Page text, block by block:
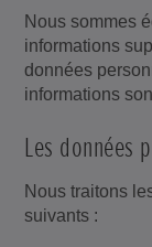
Nous sommes
informations
données
informations
Les données
Nous traitons
suivants :